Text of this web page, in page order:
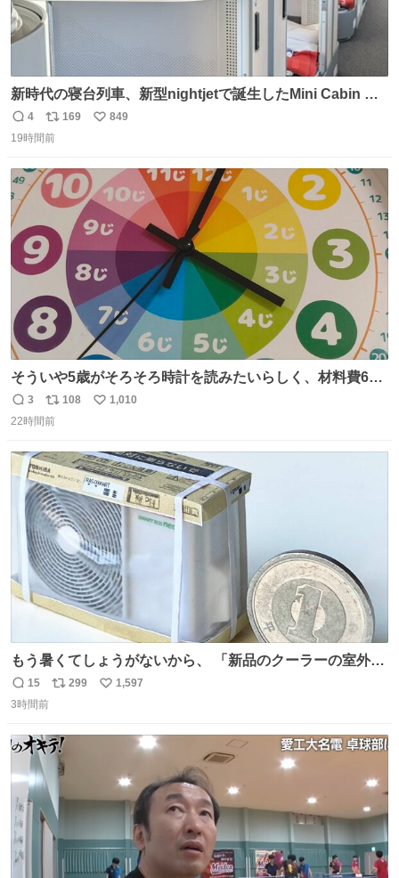
新時代の寝台列車、新型nightjetで誕生したMini Cabin ま
さに走るカプセルホテルといった感じで、一人旅で利用す
るのにはちょうどいい設備。 他の人も言ってましたが、サ
返
信
4
リ
ポ
ト
数
169
い
数
849
19時間前
そういや5歳がそろそろ時計を読みたいらしく、材料費600
円で作れる知育時計作ってみた！ めっちゃ簡単！ ありがと
う先人！
返
信
3
リ
ポ
ト
数
108
い
数
1,010
22時間前
もう暑くてしょうがないから、 「新品のクーラーの室外機
のミニチュア」 でも見ていってよ
返
信
15
リ
ト
数
299
い
1,597
3時間前